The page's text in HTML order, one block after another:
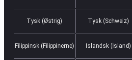
Tysk (Østrig) Tysk (Schweiz)
Filippinsk (Filippinerne) Islandsk (Island)